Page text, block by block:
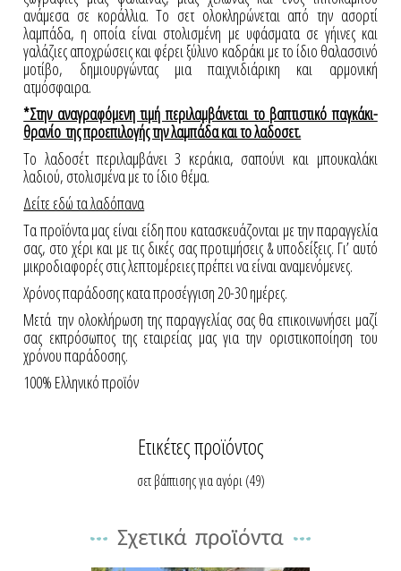
ανάμεσα σε κοράλλια. Το σετ ολοκληρώνεται από την ασορτί
λαμπάδα, η οποία είναι στολισμένη με υφάσματα σε γήινες και
γαλάζιες αποχρώσεις και φέρει ξύλινο καδράκι με το ίδιο θαλασσινό
μοτίβο, δημιουργώντας μια παιχνιδιάρικη και αρμονική
ατμόσφαιρα.
*Στην αναγραφόμενη τιμή περιλαμβάνεται το βαπτιστικό παγκάκι-
θρανίο της προεπιλογής την λαμπάδα και το λαδοσετ.
Το λαδοσέτ περιλαμβάνει 3 κεράκια, σαπούνι και μπουκαλάκι
λαδιού, στολισμένα με το ίδιο θέμα.
Δείτε εδώ τα λαδόπανα
Τα προϊόντα μας είναι είδη που κατασκευάζονται με την παραγγελία
σας, στο χέρι και με τις δικές σας προτιμήσεις & υποδείξεις. Γι’ αυτό
μικροδιαφορές στις λεπτομέρειες πρέπει να είναι αναμενόμενες.
Χρόνος παράδοσης κατα προσέγγιση 20-30 ημέρες.
Μετά την ολοκλήρωση της παραγγελίας σας θα επικοινωνήσει μαζί
σας εκπρόσωπος της εταιρείας μας για την οριστικοποίηση του
χρόνου παράδοσης.
100% Ελληνικό προϊόν
Ετικέτες προϊόντος
σετ βάπτισης για αγόρι (49)
Σχετικά προϊόντα